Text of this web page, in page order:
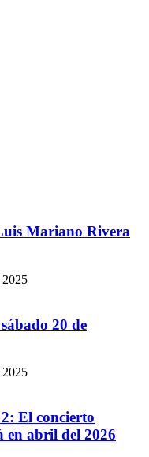
Mariano Rivera
2025
20 de
2025
El concierto
en abril del 2026